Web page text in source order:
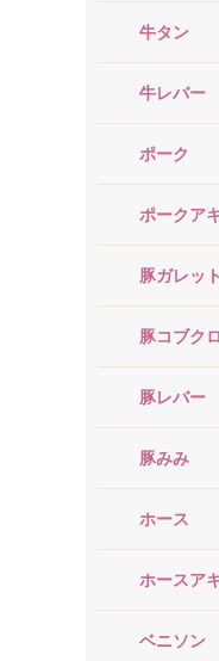
牛タン
牛レバー
ポーク
ポークア
豚ガレット
豚コブクロ
豚レバー
豚みみ
ホース
ホースア
ベニソン